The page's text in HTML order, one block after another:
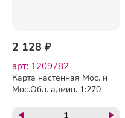
2 128 ₽
арт: 1209782
Карта настенная Мос. и
Мос.Обл. админ. 1:270